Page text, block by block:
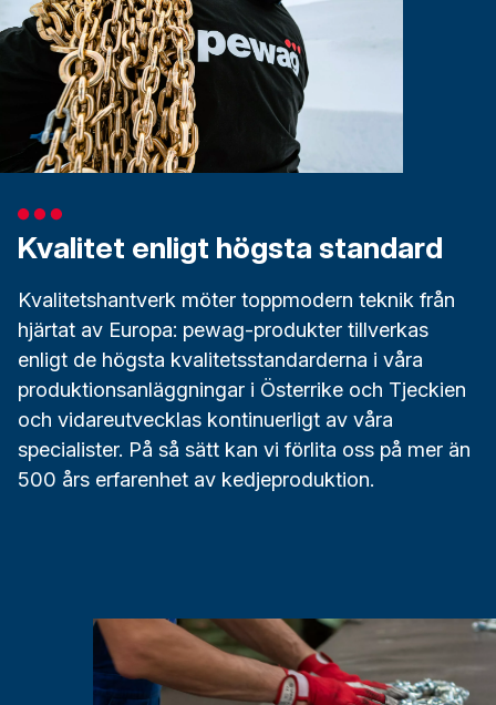
Kvalitet enligt högsta standard
Kvalitetshantverk möter toppmodern teknik från
hjärtat av Europa: pewag-produkter tillverkas
enligt de högsta kvalitetsstandarderna i våra
produktionsanläggningar i Österrike och Tjeckien
och vidareutvecklas kontinuerligt av våra
specialister. På så sätt kan vi förlita oss på mer än
500 års erfarenhet av kedjeproduktion.